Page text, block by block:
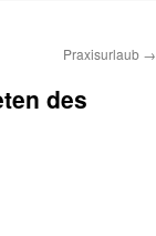
Praxisurlaub →
des